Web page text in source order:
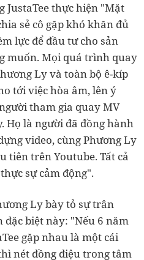
JustaTee thực hiện "Mặt
sẻ cô gặp khó khăn đủ
lực để đầu tư cho sản
muốn. Mọi quá trình quay
Ly và toàn bộ ê-kíp
tới việc hòa âm, lên ý
tham gia quay MV
Họ là người đã đồng hành
video, cùng Phương Ly
tiên trên Youtube. Tất cả
sự cảm động".
Ly bày tỏ sự trân
biệt này: "Nếu 6 năm
gặp nhau là một cái
nét đồng điệu trong tâm